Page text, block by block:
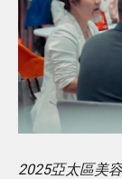
2025亞太區美